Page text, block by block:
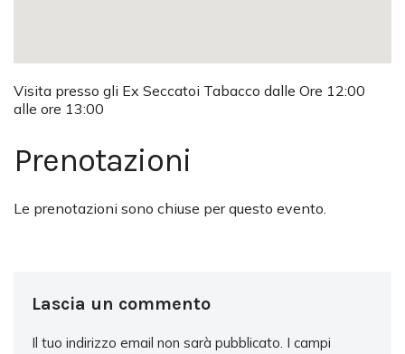
Visita presso gli Ex Seccatoi Tabacco dalle Ore 12:00
alle ore 13:00
Prenotazioni
Le prenotazioni sono chiuse per questo evento.
Lascia un commento
Il tuo indirizzo email non sarà pubblicato. I campi